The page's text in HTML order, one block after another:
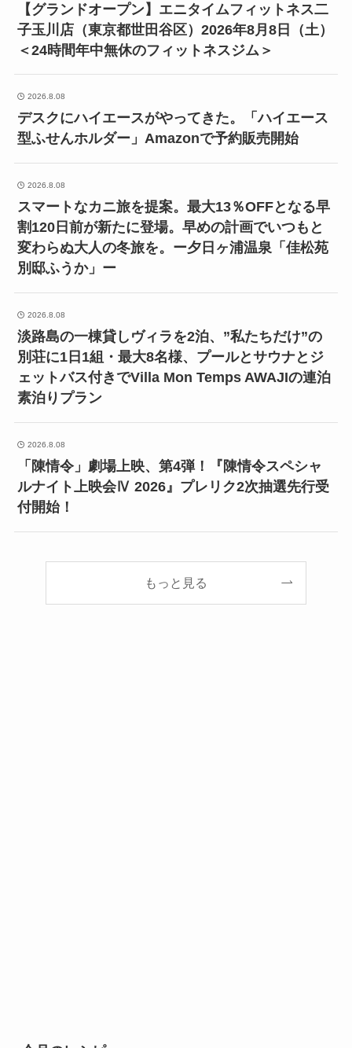
【グランドオープン】エニタイムフィットネス二
子玉川店（東京都世田谷区）2026年8月8日（土）
＜24時間年中無休のフィットネスジム＞
2026.8.08
デスクにハイエースがやってきた。「ハイエース
型ふせんホルダー」Amazonで予約販売開始
2026.8.08
スマートなカニ旅を提案。最大13％OFFとなる早
割120日前が新たに登場。早めの計画でいつもと
変わらぬ大人の冬旅を。ー夕日ヶ浦温泉「佳松苑
別邸ふうか」ー
2026.8.08
淡路島の一棟貸しヴィラを2泊、”私たちだけ”の
別荘に1日1組・最大8名様、プールとサウナとジ
ェットバス付きでVilla Mon Temps AWAJIの連泊
素泊りプラン
2026.8.08
「陳情令」劇場上映、第4弾！『陳情令スペシャ
ルナイト上映会Ⅳ 2026』プレリク2次抽選先行受
付開始！
もっと見る